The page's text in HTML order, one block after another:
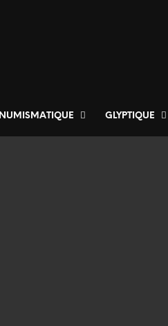
NUMISMATIQUE GLYPTIQUE